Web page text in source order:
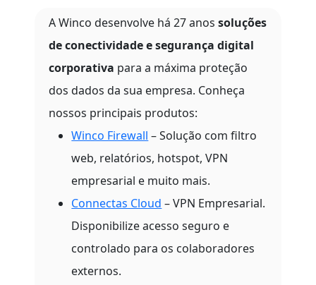
A Winco desenvolve há 27 anossoluções
de conectividade e segurança digital
corporativa para a máxima proteção
dos dados da sua empresa. Conheça
nossos principais produtos:
Winco Firewall – Solução com filtro
web, relatórios, hotspot, VPN
empresarial e muito mais.
Connectas Cloud – VPN Empresarial.
Disponibilize acesso seguro e
controlado para os colaboradores
externos.